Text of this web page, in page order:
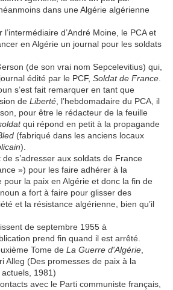
dans une Algérie algérienne
d’André Moine, le PCA et
en Algérie un journal pour les soldats
(de son vrai nom Sepcelevitius) qui,
édité par le PCF, Soldat de France
s’est fait remarquer en tant que
de Liberté , l’hebdomadaire du PCA, il
pour être le rédacteur de la feuille
qui répond en petit à la propagande
(fabriqué dans les anciens locaux
).
s’adresser aux soldats de France
») pour les faire adhérer à la
pour la paix en Algérie et donc la fin de
a fort à faire pour glisser des
et la résistance algérienne, bien qu’il
de septembre 1955 à
prend fin quand il est arrêté.
Tome de La Guerre d'Algérie
Alleg (Des promesses de paix à la
1981)
avec le Parti communiste français,